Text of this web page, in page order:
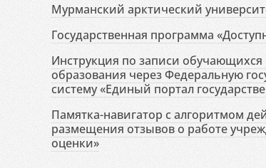
Мурманский арктический
Государственная программа
Инструкция по записи
образования через Федеральную
систему «Единый портал
Памятка-навигатор с алгоритмом
размещения отзывов о работе
оценки»